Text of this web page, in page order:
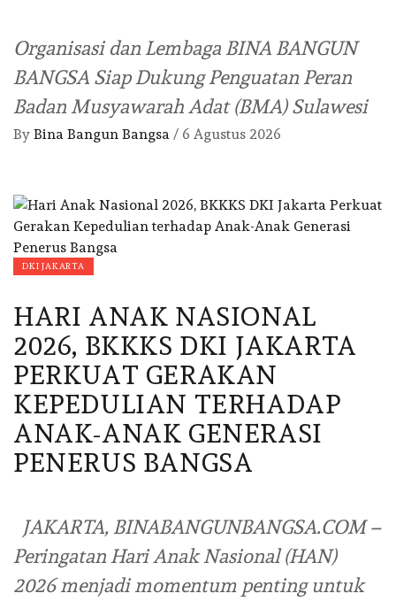
Organisasi dan Lembaga BINA BANGUN
BANGSA Siap Dukung Penguatan Peran
Badan Musyawarah Adat (BMA) Sulawesi
By Bina Bangun Bangsa / 6 Agustus 2026
DKI JAKARTA
HARI ANAK NASIONAL
2026, BKKKS DKI JAKARTA
PERKUAT GERAKAN
KEPEDULIAN TERHADAP
ANAK-ANAK GENERASI
PENERUS BANGSA
JAKARTA, BINABANGUNBANGSA.COM –
Peringatan Hari Anak Nasional (HAN)
2026 menjadi momentum penting untuk